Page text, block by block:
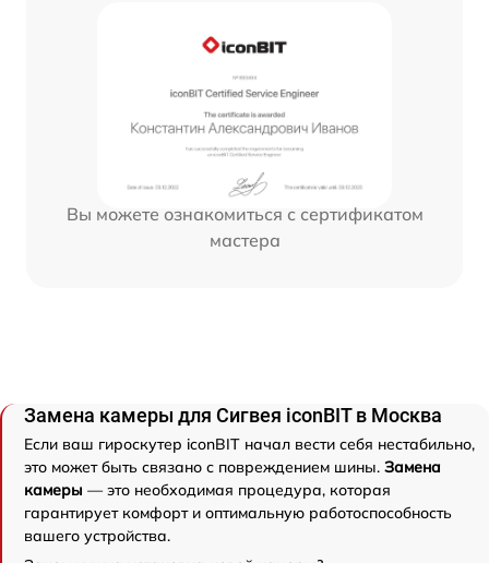
Вы можете ознакомиться с сертификатом
мастера
Замена камеры для Сигвея iconBIT в Москва
Если ваш гироскутер iconBIT начал вести себя нестабильно,
это может быть связано с повреждением шины. Замена
камеры — это необходимая процедура, которая
гарантирует комфорт и оптимальную работоспособность
вашего устройства.